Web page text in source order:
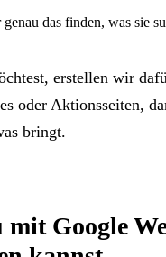
das finden, was sie
erstellen wir
oder Aktionsseiten,
bringt.
mit Google